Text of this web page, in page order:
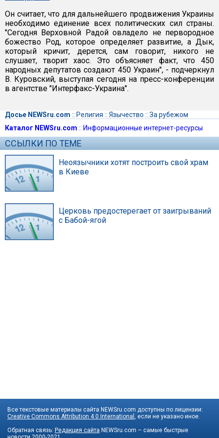
Он считает, что для дальнейшего продвижения Украины
необходимо единение всех политических сил страны.
"Сегодня Верховной Радой овладело не первородное
божество Род, которое определяет развитие, а Дык,
который кричит, дерется, сам говорит, никого не
слушает, творит хаос. Это объясняет факт, что 450
народных депутатов создают 450 Украин", - подчеркнул
В. Куровский, выступая сегодня на пресс-конференции
в агентстве "Интерфакс-Украина".
Досье NEWSru.com :: Религия :: Язычество :: За рубежом
Каталог NEWSru.com :: Информационные интернет-ресурсы
ССЫЛКИ ПО ТЕМЕ
Неоязычники хотят построить свой храм
в Киеве
Церковь предостерегает от заигрываний
с Бабой-ягой
Все текстовые материалы сайта NEWSru.com доступны по лицензии:
Creative Commons Attribution 4.0 International
, если не указано иное.
Обратная связь: Редакция сайта NEWSru.com – самые быстрые